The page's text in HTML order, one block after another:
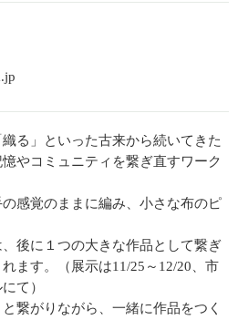
る」といった古来から続いてきた
やコミュニティを繋ぎ直すワーク
感覚のままに編み、小さな布のピ
後に１つの大きな作品として繋ぎ
ます。（展示は11/25～12/20、市
て）
繋がりながら、一緒に作品をつく